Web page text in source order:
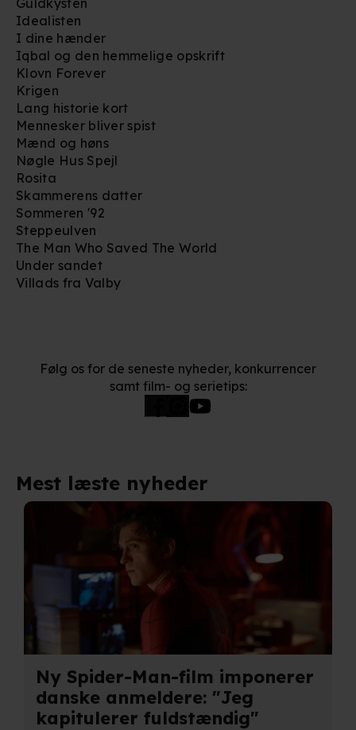
privatlivspolitik
Idealisten
I dine hænder
Iqbal og den hemmelige opskrift
Klovn Forever
Krigen
Lang historie kort
Mennesker bliver spist
Mænd og høns
Nøgle Hus Spejl
Rosita
Skammerens datter
Sommeren '92
Steppeulven
The Man Who Saved The World
Under sandet
Villads fra Valby
Følg os for de seneste nyheder, konkurrencer
samt film- og serietips:
Mest læste nyheder
Ny Spider-Man-film imponerer
danske anmeldere: "Jeg
kapitulerer fuldstændig"